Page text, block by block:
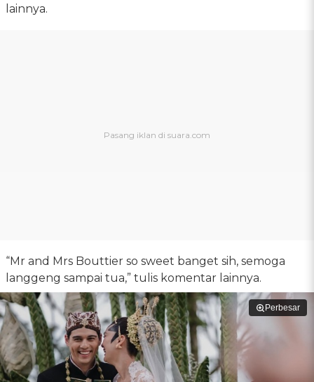
lainnya.
“Mr and Mrs Bouttier so sweet banget sih, semoga
langgeng sampai tua,” tulis komentar lainnya.
Perbesar